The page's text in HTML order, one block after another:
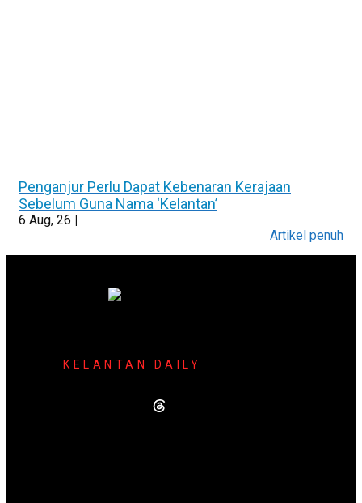
Penganjur Perlu Dapat Kebenaran Kerajaan
Sebelum Guna Nama ‘Kelantan’
6 Aug, 26 |
Artikel penuh
KELANTAN DAILY